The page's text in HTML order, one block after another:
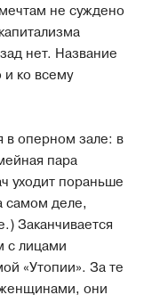
не суждено
нет. Название
ко всему
в оперном зале: в
пара
уходит пораньше
самом деле,
Заканчивается
с лицами
«Утопии». За те
женщинами, они